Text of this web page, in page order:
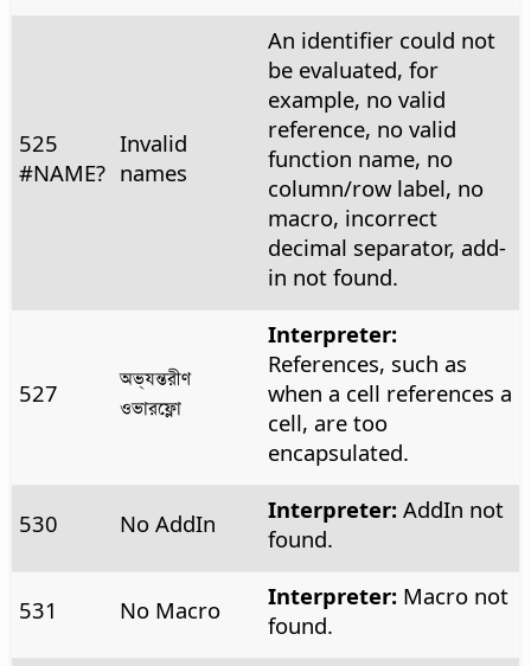
525
#NAME?
Invalid
names
An identifier could not
be evaluated, for
example, no valid
reference, no valid
function name, no
column/row label, no
macro, incorrect
decimal separator, add-
in not found.
527
অভ্যন্তরীণ
ওভারফ্লো
Interpreter:
References, such as
when a cell references a
cell, are too
encapsulated.
530 No AddIn Interpreter: AddIn not
found.
531 No Macro Interpreter: Macro not
found.